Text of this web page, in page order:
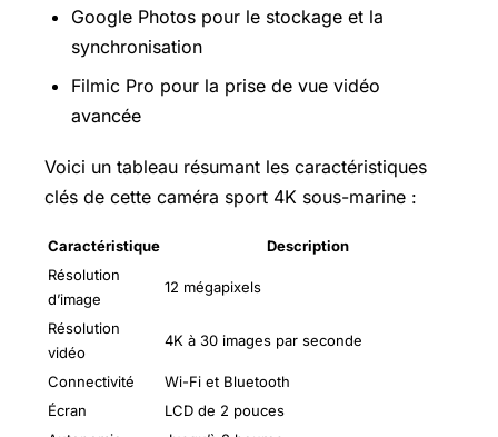
Google Photos pour le stockage et la
synchronisation
Filmic Pro pour la prise de vue vidéo
avancée
Voici un tableau résumant les caractéristiques
clés de cette caméra sport 4K sous-marine :
Caractéristique
Description
Résolution
d’image
12 mégapixels
Résolution
vidéo
4K à 30 images par seconde
Connectivité
Wi-Fi et Bluetooth
Écran
LCD de 2 pouces